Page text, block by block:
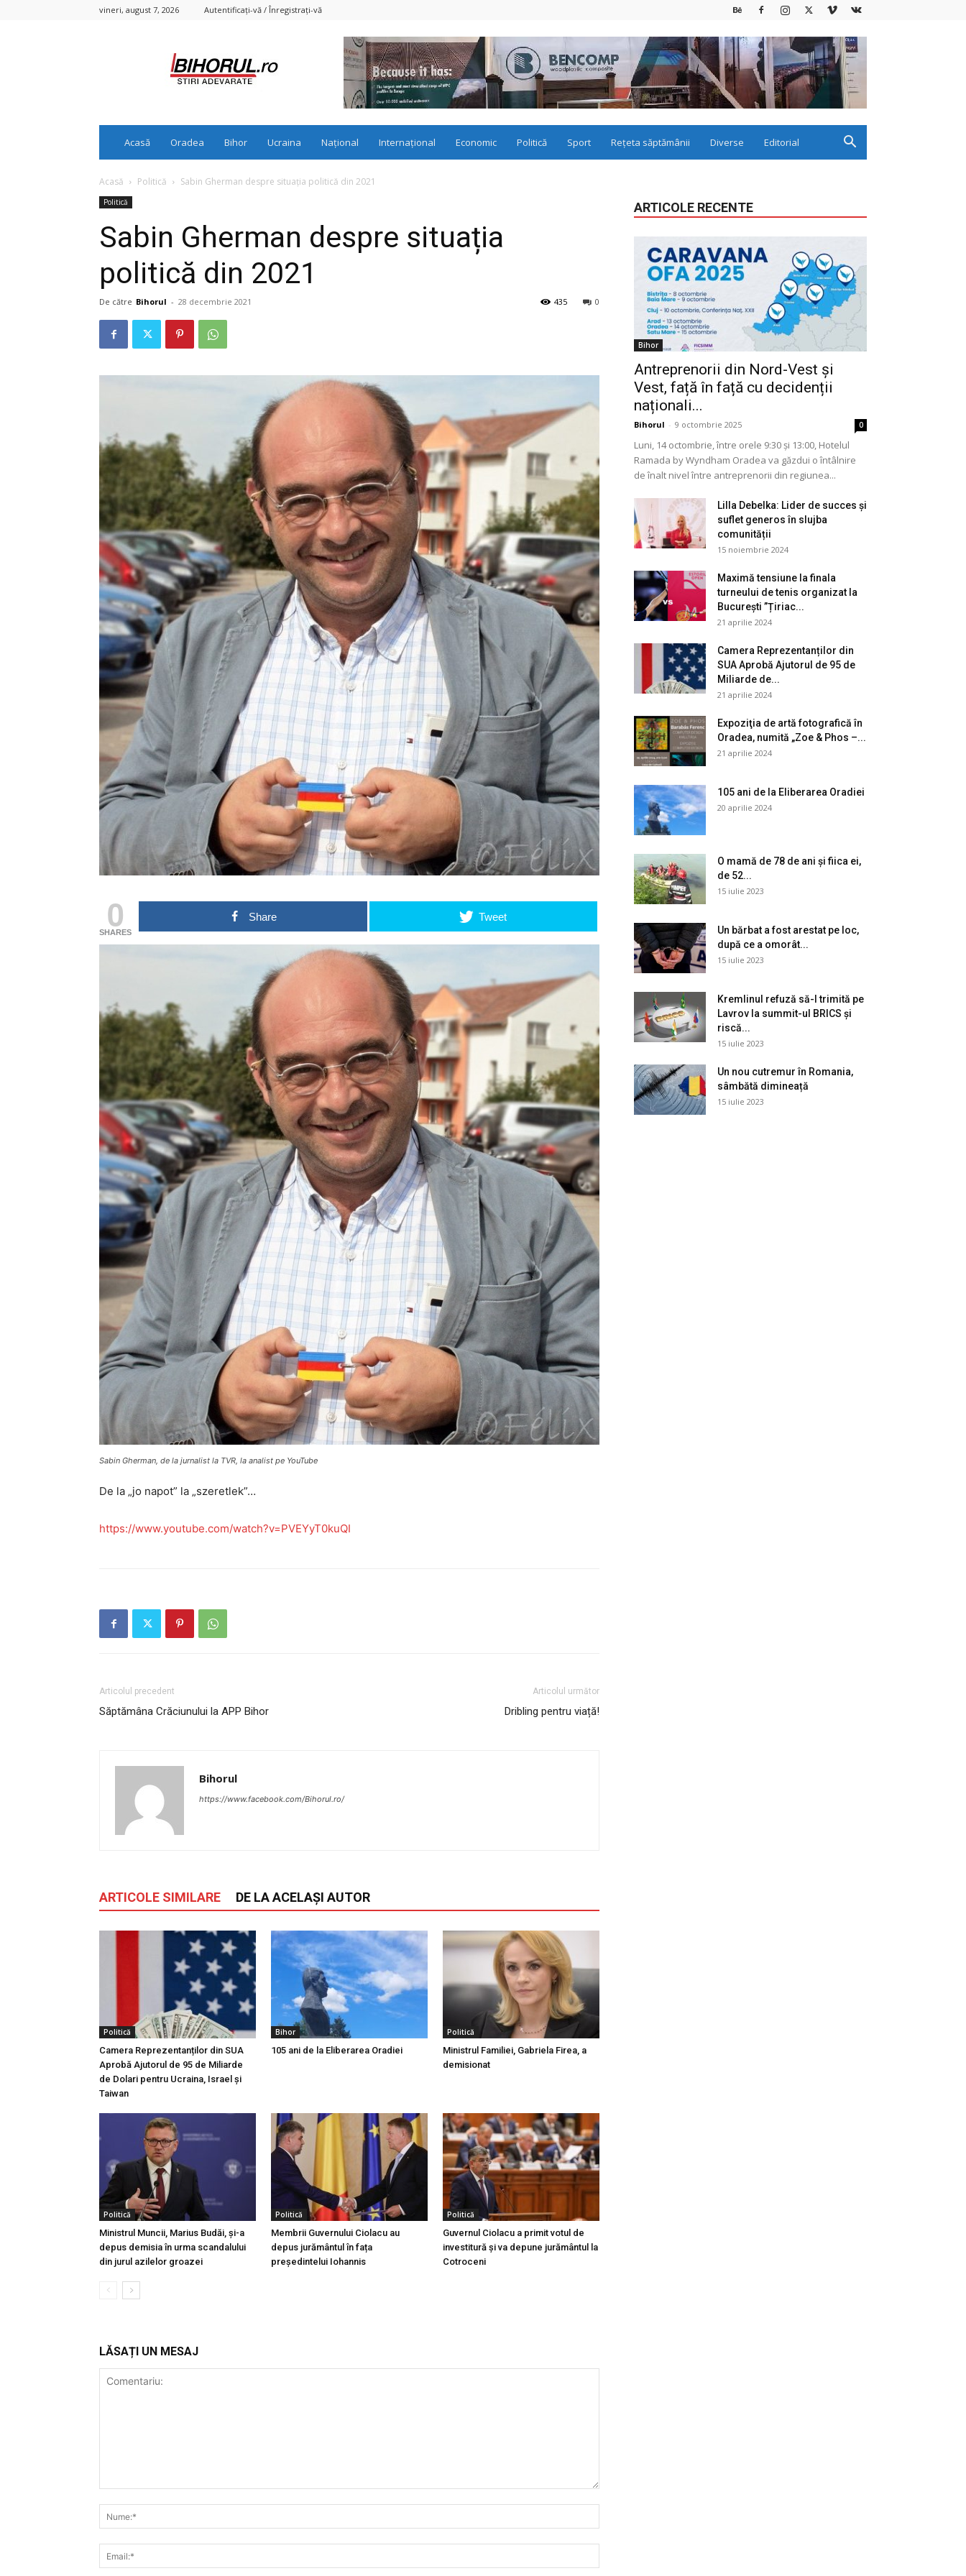
vineri, august 7, 2026 Autentificați-vă / Înregistrați-vă
Acasă Oradea Bihor Ucraina Național Internațional Economic Politică Sport Rețeta săptămânii Diverse Editorial
Acasă Politică Sabin Gherman despre situația politică din 2021
Politică
Sabin Gherman despre situația
politică din 2021
De către Bihorul - 28 decembrie 2021 0
435
0
SHARES
Share Tweet
Sabin Gherman, de la jurnalist la TVR, la analist pe YouTube
De la „jo napot” la „szeretlek”…
https://www.youtube.com/watch?v=PVEYyT0kuQI
Articolul precedent
Săptămâna Crăciunului la APP Bihor
Articolul următor
Dribling pentru viață!
Bihorul
https://www.facebook.com/Bihorul.ro/
ARTICOLE SIMILARE DE LA ACELAȘI AUTOR
Politică
Camera Reprezentanților din SUA
Aprobă Ajutorul de 95 de Miliarde
de Dolari pentru Ucraina, Israel și
Taiwan
Bihor
105 ani de la Eliberarea Oradiei
Politică
Ministrul Familiei, Gabriela Firea, a
demisionat
Politică
Ministrul Muncii, Marius Budăi, şi-a
depus demisia în urma scandalului
din jurul azilelor groazei
Politică
Membrii Guvernului Ciolacu au
depus jurământul în fața
președintelui Iohannis
Politică
Guvernul Ciolacu a primit votul de
investitură și va depune jurământul la
Cotroceni
LĂSAȚI UN MESAJ
ARTICOLE RECENTE
Bihor
Antreprenorii din Nord-Vest și
Vest, față în față cu decidenții
naționali...
Bihorul - 9 octombrie 2025 0
Luni, 14 octombrie, între orele 9:30 și 13:00, Hotelul
Ramada by Wyndham Oradea va găzdui o întâlnire
de înalt nivel între antreprenorii din regiunea...
Lilla Debelka: Lider de succes și
suflet generos în slujba
comunității
15 noiembrie 2024
Maximă tensiune la finala
turneului de tenis organizat la
București ”Țiriac...
21 aprilie 2024
Camera Reprezentanților din
SUA Aprobă Ajutorul de 95 de
Miliarde de...
21 aprilie 2024
Expoziţia de artă fotografică în
Oradea, numită „Zoe & Phos –...
21 aprilie 2024
105 ani de la Eliberarea Oradiei
20 aprilie 2024
O mamă de 78 de ani și fiica ei,
de 52...
15 iulie 2023
Un bărbat a fost arestat pe loc,
după ce a omorât...
15 iulie 2023
Kremlinul refuză să-l trimită pe
Lavrov la summit-ul BRICS și
riscă...
15 iulie 2023
Un nou cutremur în Romania,
sâmbătă dimineață
15 iulie 2023